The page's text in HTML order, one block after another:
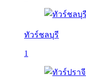
ทัวร์ชลบุรี
1